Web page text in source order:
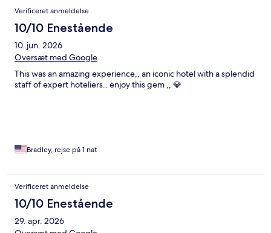
Verificeret anmeldelse
10/10 Enestående
10. jun. 2026
Oversæt med Google
This was an amazing experience,, an iconic hotel with a splendid
staff of expert hoteliers.. enjoy this gem ,, 💎
Bradley, rejse på 1 nat
Verificeret anmeldelse
10/10 Enestående
29. apr. 2026